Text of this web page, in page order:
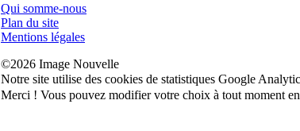
Qui somme-nous
Plan du site
Mentions légales
©2026 Image Nouvelle
Notre site utilise des cookies de statistiques Google
Merci ! Vous pouvez modifier votre choix à tout moment